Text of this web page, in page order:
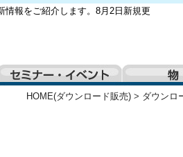
情報をご紹介します。8月2日新規更
HOME(ダウンロード販売) > ダウンロ